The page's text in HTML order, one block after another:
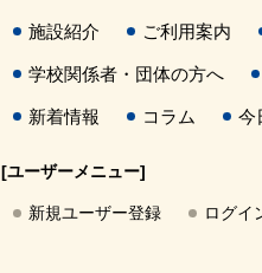
施設紹介 ご利用案内
学校関係者・団体の方へ
新着情報 コラム 今
[ユーザーメニュー]
新規ユーザー登録 ログイ